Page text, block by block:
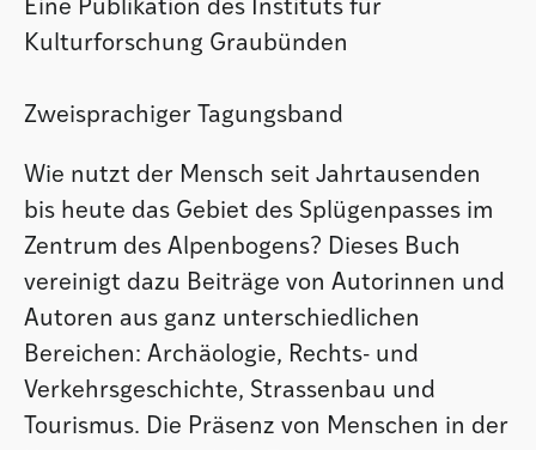
Eine Publikation des Instituts für
Kulturforschung Graubünden
Zweisprachiger Tagungsband
Wie nutzt der Mensch seit Jahrtausenden
bis heute das Gebiet des Splügenpasses im
Zentrum des Alpenbogens? Dieses Buch
vereinigt dazu Beiträge von Autorinnen und
Autoren aus ganz unterschiedlichen
Bereichen: Archäologie, Rechts- und
Verkehrsgeschichte, Strassenbau und
Tourismus. Die Präsenz von Menschen in der